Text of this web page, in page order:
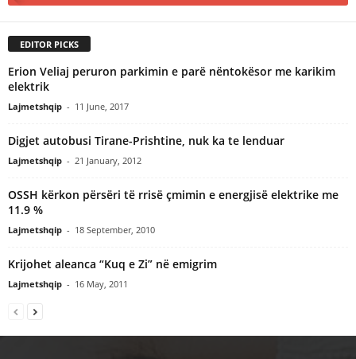
EDITOR PICKS
Erion Veliaj peruron parkimin e parë nëntokësor me karikim
elektrik
Lajmetshqip - 11 June, 2017
Digjet autobusi Tirane-Prishtine, nuk ka te lenduar
Lajmetshqip - 21 January, 2012
OSSH kërkon përsëri të rrisë çmimin e energjisë elektrike me
11.9 %
Lajmetshqip - 18 September, 2010
Krijohet aleanca “Kuq e Zi” në emigrim
Lajmetshqip - 16 May, 2011